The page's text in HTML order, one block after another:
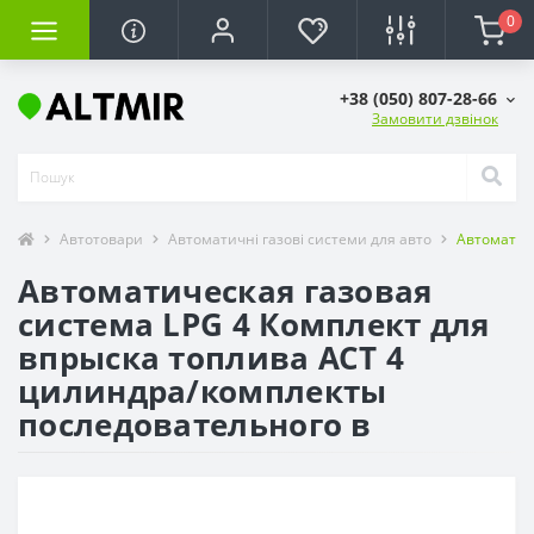
0
+38 (050) 807-28-66
Замовити дзвінок
Автотовари Автоматичні газові системи для авто
Автоматическая газовая
система LPG 4 Комплект для
впрыска топлива ACT 4
цилиндра/комплекты
последовательного в